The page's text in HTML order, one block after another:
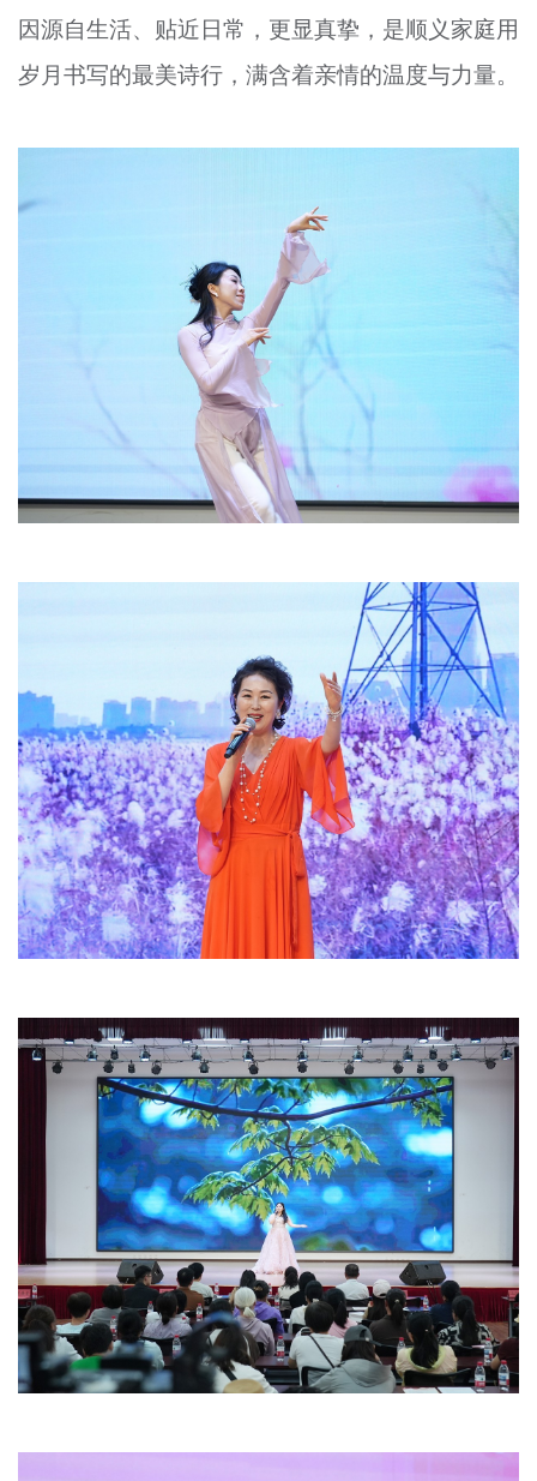
因源自生活、贴近日常，更显真挚，是顺义家庭用
岁月书写的最美诗行，满含着亲情的温度与力量。